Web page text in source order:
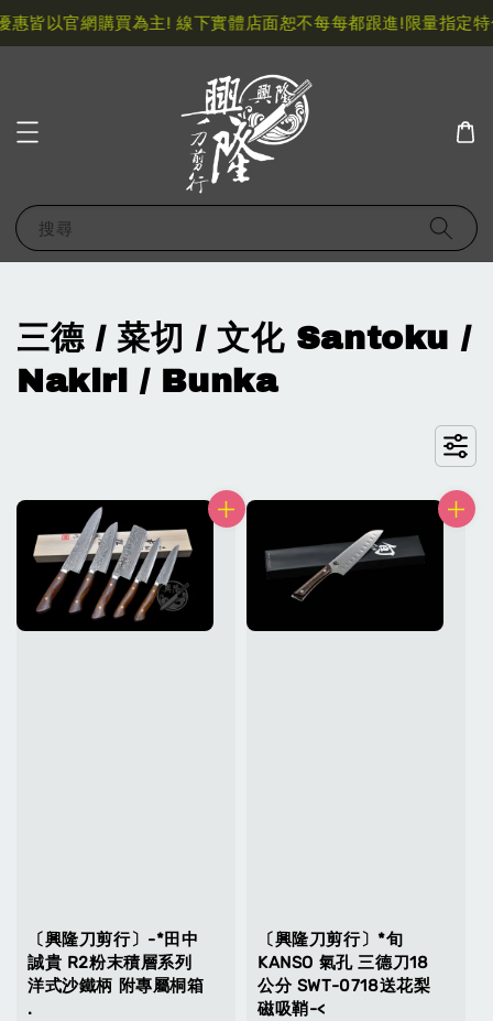
以官網購買為主! 線下實體店面恕不每每都跟進!限量指定特價快
搜尋
三德 / 菜切 / 文化 Santoku /
Nakiri / Bunka
〔興隆刀剪行〕-*田中
誠貴 R2粉末積層系列
洋式沙鐵柄 附專屬桐箱
.
〔興隆刀剪行〕*旬
KANSO 氣孔 三德刀18
公分 SWT-0718送花梨
磁吸鞘-<